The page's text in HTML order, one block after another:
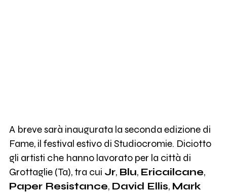
A breve sarà inaugurata la seconda edizione di
Fame, il festival estivo di Studiocromie. Diciotto
gli artisti che hanno lavorato per la città di
Grottaglie (Ta), tra cui Jr, Blu, Ericailcane,
Paper Resistance, David Ellis, Mark